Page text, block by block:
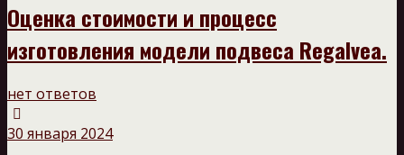
Оценка стоимости и процесс
изготовления модели подвеса Regalvea.
нет ответов
30 января 2024